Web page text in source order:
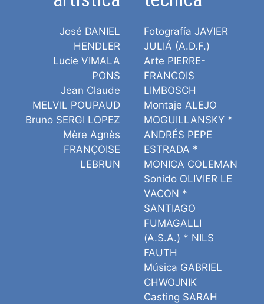
José DANIEL
HENDLER
Lucie VIMALA
PONS
Jean Claude
MELVIL POUPAUD
Bruno SERGI LOPEZ
Mère Agnès
FRANÇOISE
LEBRUN
Fotografía JAVIER
JULIÁ (A.D.F.)
Arte PIERRE-
FRANCOIS
LIMBOSCH
Montaje ALEJO
MOGUILLANSKY *
ANDRÉS PEPE
ESTRADA *
MONICA COLEMAN
Sonido OLIVIER LE
VACON *
SANTIAGO
FUMAGALLI
(A.S.A.) * NILS
FAUTH
Música GABRIEL
CHWOJNIK
Casting SARAH